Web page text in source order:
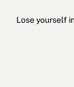
Lose yourself